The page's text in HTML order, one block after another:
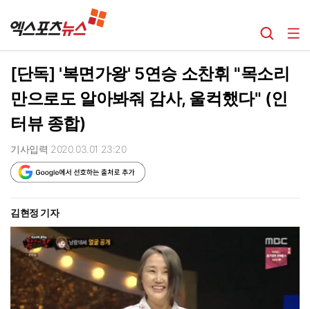
[단독] '복면가왕' 5연승 소찬휘 "목소리
만으로도 알아봐줘 감사, 울컥했다" (인
터뷰 종합)
기사입력 2020.03.01 23:20
김현정 기자